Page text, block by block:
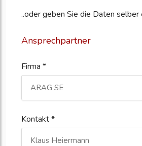
..oder geben Sie die Daten selber
Ansprechpartner
Firma *
Kontakt *